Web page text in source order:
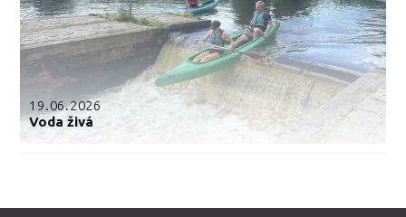
19.06.2026
Voda živá